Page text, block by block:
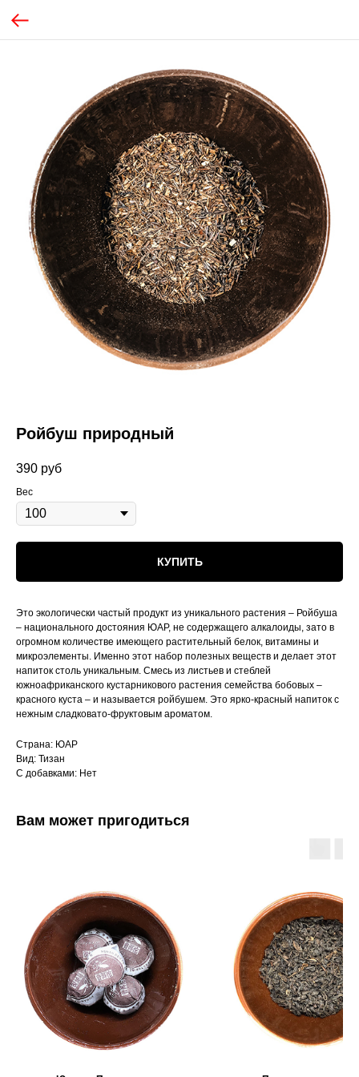
Ройбуш природный
390 руб
Вес
КУПИТЬ
Это экологически частый продукт из уникального растения – Ройбуша
– национального достояния ЮАР, не содержащего алкалоиды, зато в
огромном количестве имеющего растительный белок, витамины и
микроэлементы. Именно этот набор полезных веществ и делает этот
напиток столь уникальным. Смесь из листьев и стеблей
южноафриканского кустарникового растения семейства бобовых –
красного куста – и называется ройбушем. Это ярко-красный напиток с
нежным сладковато-фруктовым ароматом.
Страна: ЮАР
Вид: Тизан
С добавками: Нет
Вам может пригодиться